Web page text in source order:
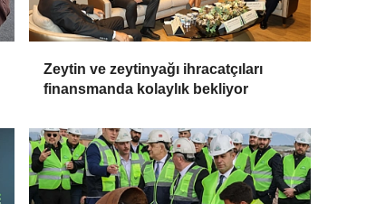
Zeytin ve zeytinyağı ihracatçıları
finansmanda kolaylık bekliyor